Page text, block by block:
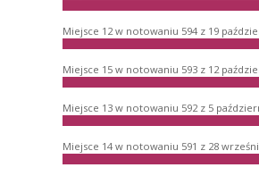
Miejsce 12 w notowaniu 594 z 19
Miejsce 15 w notowaniu 593 z 12
Miejsce 13 w notowaniu 592 z 5
Miejsce 14 w notowaniu 591 z 28